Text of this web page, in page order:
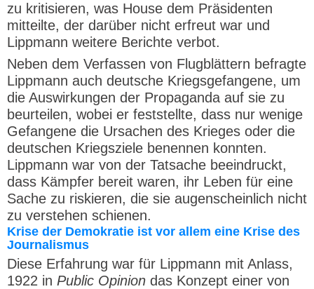
zu kritisieren, was House dem Präsidenten
mitteilte, der darüber nicht erfreut war und
Lippmann weitere Berichte verbot.
Neben dem Verfassen von Flugblättern befragte
Lippmann auch deutsche Kriegsgefangene, um
die Auswirkungen der Propaganda auf sie zu
beurteilen, wobei er feststellte, dass nur wenige
Gefangene die Ursachen des Krieges oder die
deutschen Kriegsziele benennen konnten.
Lippmann war von der Tatsache beeindruckt,
dass Kämpfer bereit waren, ihr Leben für eine
Sache zu riskieren, die sie augenscheinlich nicht
zu verstehen schienen.
Krise der Demokratie ist vor allem eine Krise des
Journalismus
Diese Erfahrung war für Lippmann mit Anlass,
1922 in Public Opinion das Konzept einer von